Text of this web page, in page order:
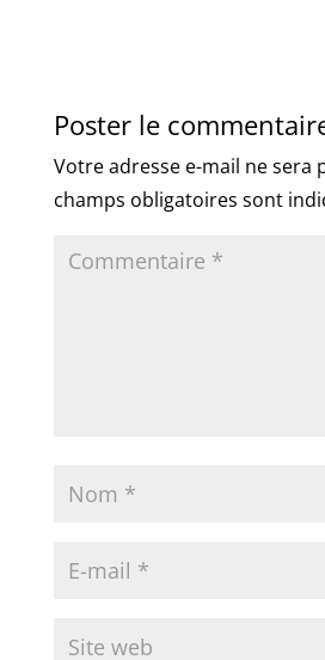
Poster le
Votre adresse e-mail ne sera
champs obligatoires sont